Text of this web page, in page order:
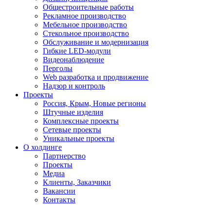
Общестроительные работы
Рекламное производство
Мебельное производство
Стекольное производство
Обслуживание и модернизация
Гибкие LED-модули
Видеонаблюдение
Перголы
Web разработка и продвижение
Надзор и контроль
Проекты
Россия, Крым, Новые регионы
Штучные изделия
Комплексные проекты
Сетевые проекты
Уникальные проекты
О холдинге
Партнерство
Проекты
Медиа
Клиенты, Заказчики
Вакансии
Контакты